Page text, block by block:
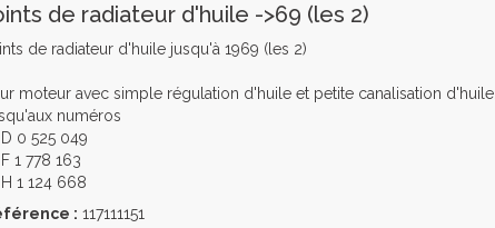
de radiateur d'huile ->69 (les 2)
de radiateur d'huile jusqu'à 1969 (les 2)
moteur avec simple régulation d'huile et petite canalisation d'huile.
numéros
0 525 049
1 778 163
1 124 668
: 117111151